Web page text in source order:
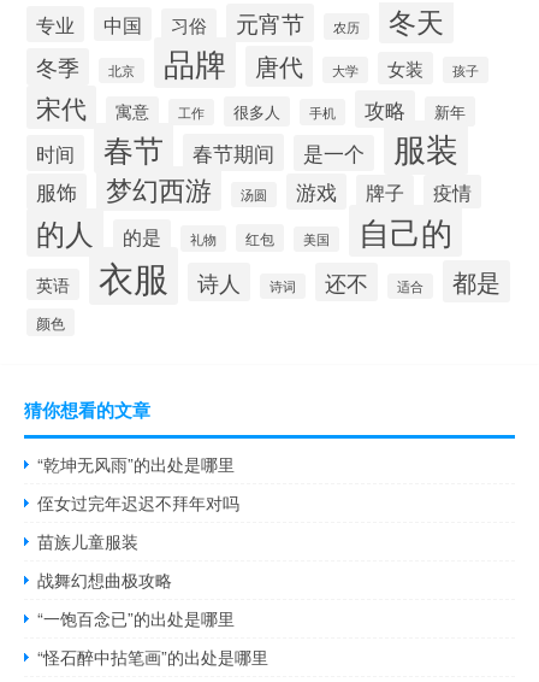
专业 中国 习俗 元宵节 农历 冬天
冬季 北京 品牌 唐代 大学 女装 孩子
宋代 寓意 工作 很多人 手机 攻略 新年
时间 春节 春节期间 是一个 服装
服饰 梦幻西游 汤圆 游戏 牌子 疫情
的人 的是 礼物 红包 美国 自己的
英语 衣服 诗人 诗词 还不 适合 都是
颜色
猜你想看的文章
“乾坤无风雨”的出处是哪里
侄女过完年迟迟不拜年对吗
苗族儿童服装
战舞幻想曲极攻略
“一饱百念已”的出处是哪里
“怪石醉中拈笔画”的出处是哪里